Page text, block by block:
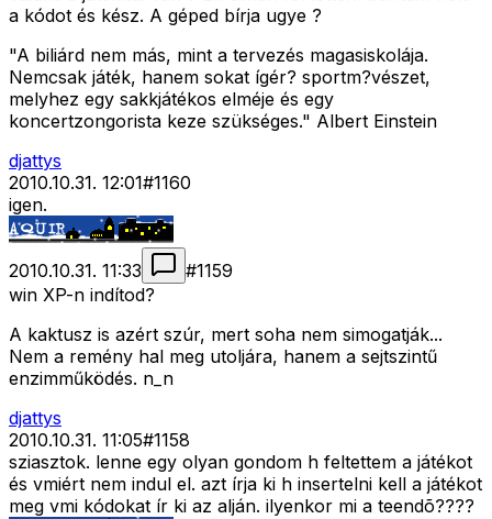
a kódot és kész. A géped bírja ugye ?
"A biliárd nem más, mint a tervezés magasiskolája.
Nemcsak játék, hanem sokat ígér? sportm?vészet,
melyhez egy sakkjátékos elméje és egy
koncertzongorista keze szükséges." Albert Einstein
djattys
2010.10.31. 12:01#1160
igen.
2010.10.31. 11:33 #1159
win XP-n indítod?
A kaktusz is azért szúr, mert soha nem simogatják...
Nem a remény hal meg utoljára, hanem a sejtszintű
enzimműködés. n_n
djattys
2010.10.31. 11:05#1158
sziasztok. lenne egy olyan gondom h feltettem a játékot
és vmiért nem indul el. azt írja ki h insertelni kell a játékot
meg vmi kódokat ír ki az alján. ilyenkor mi a teendõ????